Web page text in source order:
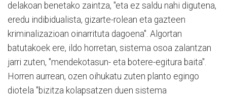
delakoan benetako zaintza, "eta ez saldu nahi digutena,
eredu indibidualista, gizarte-rolean eta gazteen
kriminalizazioan oinarrituta dagoena". Algortan
batutakoek ere, ildo horretan, sistema osoa zalantzan
jarri zuten, "mendekotasun- eta botere-egitura baita".
Horren aurrean, ozen oihukatu zuten planto egingo
diotela "bizitza kolapsatzen duen sistema